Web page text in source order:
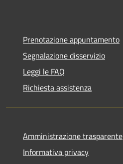
Prenotazione appuntamento
Segnalazione disservizio
Leggi le FAQ
Richiesta assistenza
Amministrazione trasparente
Informativa privacy